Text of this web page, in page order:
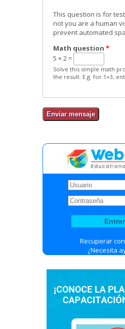
This question is for
not you are a human
prevent automated
Math question *
5 + 2 =
Solve this simple math
the result. E.g. for 1+3,
Recuperar
¿Necesita